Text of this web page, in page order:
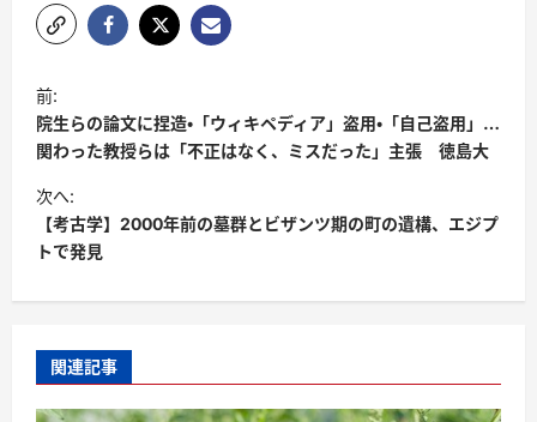
前:
院生らの論文に捏造・「ウィキペディア」盗用・「自己盗用」…
関わった教授らは「不正はなく、ミスだった」主張 徳島大
次へ:
【考古学】2000年前の墓群とビザンツ期の町の遺構、エジプ
トで発見
関連記事